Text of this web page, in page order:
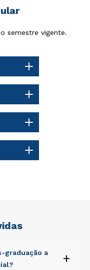
semestre vigente.
graduação a
+